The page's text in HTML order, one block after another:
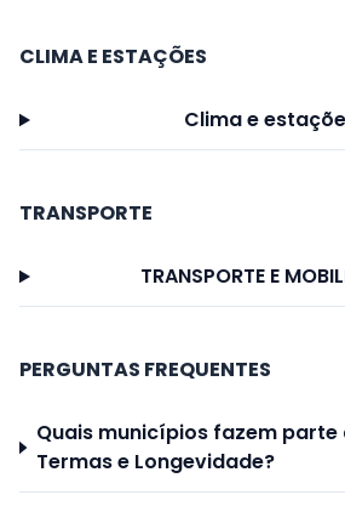
CLIMA E ESTAÇÕES
Clima e
TRANSPORTE
TRANSPORTE E
PERGUNTAS FREQUENTES
Quais municípios fazem parte
Termas e Longevidade?